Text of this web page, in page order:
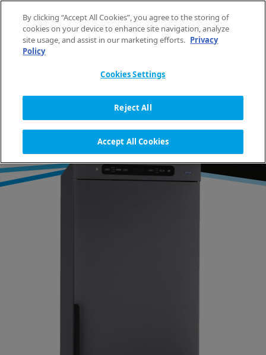
FR
ACCUEIL
CABINE DE SÉCHAGE
By clicking “Accept All Cookies”, you agree to the storing of
cookies on your device to enhance site navigation, analyze
site usage, and assist in our marketing efforts. Privacy
Policy
Cookies Settings
Reject All
Accept All Cookies